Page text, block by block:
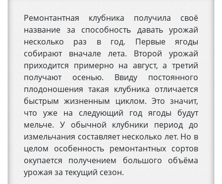
Ремонтантная клубника получила своё
название за способность давать урожай
несколько раз в год. Первые ягоды
собирают вначале лета. Второй урожай
приходится примерно на август, а третий
получают осенью. Ввиду постоянного
плодоношения такая клубника отличается
быстрым жизненным циклом. Это значит,
что уже на следующий год ягоды будут
мельче. У обычной клубники период до
измельчания составляет несколько лет. Но в
целом особенность ремонтантных сортов
окупается получением большого объёма
урожая за текущий сезон.